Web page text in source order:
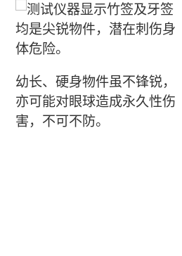
幼长、硬身物件虽不锋锐，
亦可能对眼球造成永久性伤
害，不可不防。